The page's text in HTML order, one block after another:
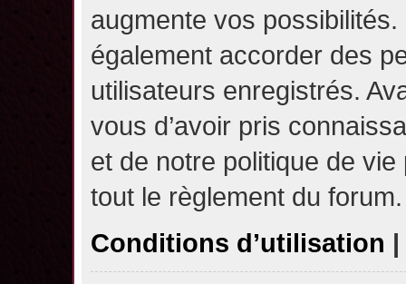
augmente vos possibilités.
également accorder des
utilisateurs enregistrés.
vous d’avoir pris
et de notre politique de
tout le règlement du forum.
Conditions d’utilisation |